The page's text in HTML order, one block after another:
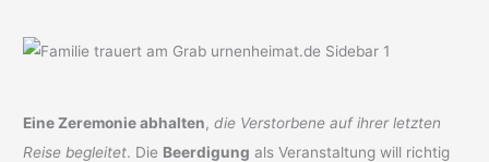
Eine Zeremonie abhalten,die Verstorbene auf ihrer letzten
Reise begleitet. Die Beerdigung als Veranstaltung will richtig